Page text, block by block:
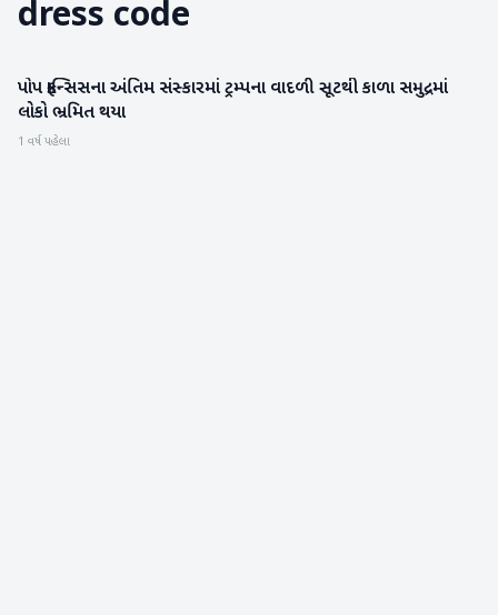
dress code
આંતરરાષ્ટ્રીય
પોપ ફ્રાન્સિસના અંતિમ સંસ્કારમાં ટ્રમ્પના વાદળી સૂટથી કાળા સમુદ્રમાં
લોકો ભ્રમિત થયા
1 વર્ષ પહેલા